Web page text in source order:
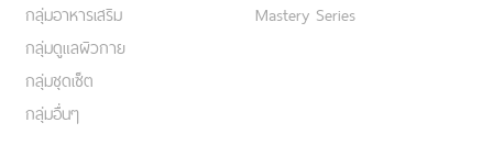
กลุ่มอาหารเสริม
กลุ่มดูแลผิวกาย
กลุ่มชุดเซ็ต
กลุ่มอื่นๆ
Mastery Series